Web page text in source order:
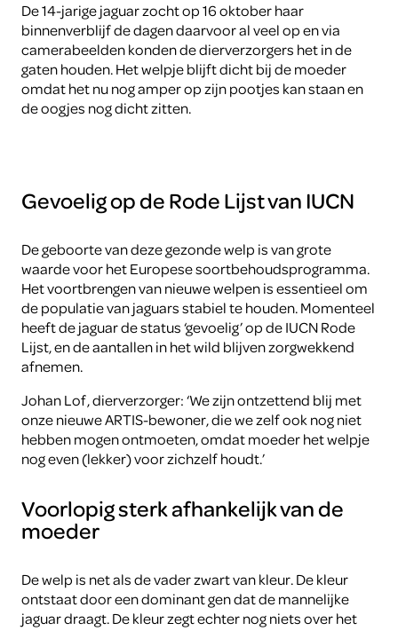
De 14-jarige jaguar zocht op 16 oktober haar
binnenverblijf de dagen daarvoor al veel op en via
camerabeelden konden de dierverzorgers het in de
gaten houden. Het welpje blijft dicht bij de moeder
omdat het nu nog amper op zijn pootjes kan staan en
de oogjes nog dicht zitten.
Gevoelig op de Rode Lijst van IUCN
De geboorte van deze gezonde welp is van grote
waarde voor het Europese soortbehoudsprogramma.
Het voortbrengen van nieuwe welpen is essentieel om
de populatie van jaguars stabiel te houden. Momenteel
heeft de jaguar de status ‘gevoelig’ op de IUCN Rode
Lijst, en de aantallen in het wild blijven zorgwekkend
afnemen.
Johan Lof, dierverzorger: ‘We zijn ontzettend blij met
onze nieuwe ARTIS-bewoner, die we zelf ook nog niet
hebben mogen ontmoeten, omdat moeder het welpje
nog even (lekker) voor zichzelf houdt.’
Voorlopig sterk afhankelijk van de
moeder
De welp is net als de vader zwart van kleur. De kleur
ontstaat door een dominant gen dat de mannelijke
jaguar draagt. De kleur zegt echter nog niets over het